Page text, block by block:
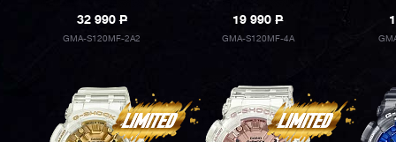
32 990P
GMA-S120MF-2A2
19 990P
GMA-S120MF-4A